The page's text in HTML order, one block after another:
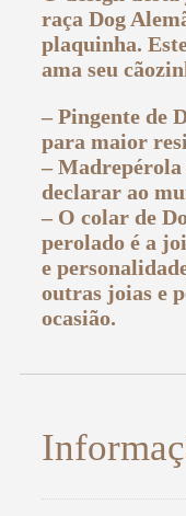
raça Dog
plaquinha.
ama seu
– Pingente de
para maior
–
declarar ao
– O colar de
perolado é a
e
outras joias e
ocasião.